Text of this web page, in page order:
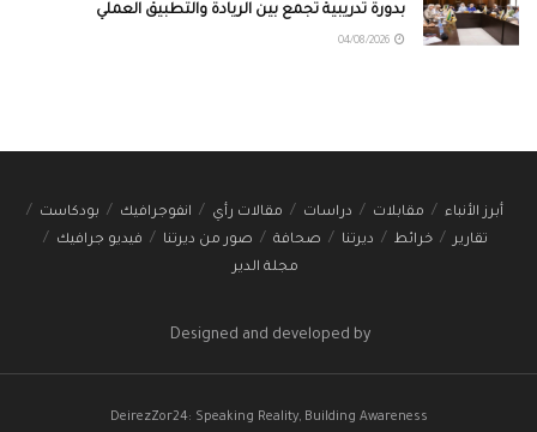
بدورة تدريبية تجمع بين الريادة والتطبيق العملي
أبرز الأنباء مقابلات دراسات مقالات رأي انفوجرافيك
بودكاست
تقارير
خرائط ديرتنا صحافة صور من ديرتنا
فيديو جرافيك
مجلة الدير
Designed and developed by
DeirezZor24: Speaking Reality, Building Awareness